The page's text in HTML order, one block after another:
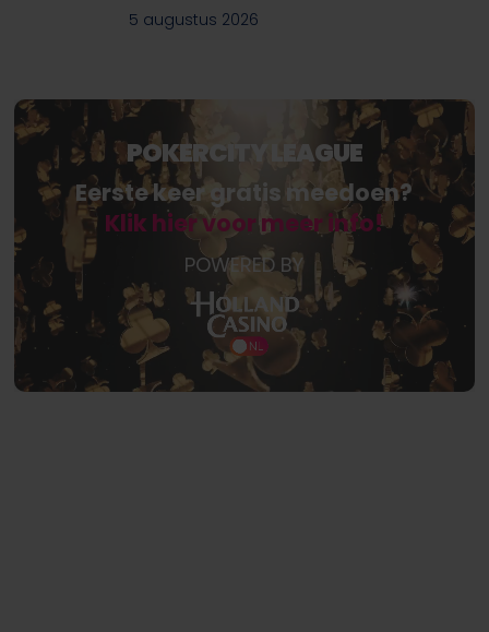
5 augustus 2026
POKERCITY LEAGUE
Eerste keer gratis meedoen?
Klik hier voor meer info!
POWERED BY